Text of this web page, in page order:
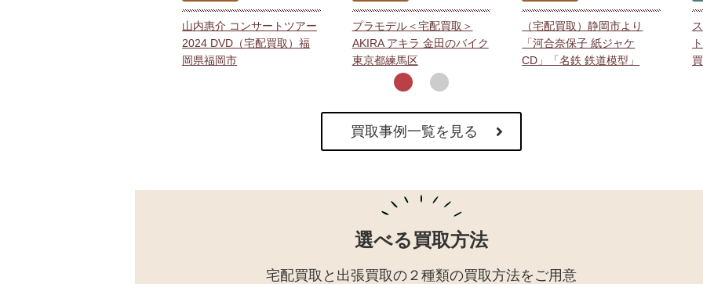
山内惠介 コンサートツアー
2024 DVD（宅配買取）福
岡県福岡市
プラモデル＜宅配買取＞
AKIRA アキラ 金田のバイク
東京都練馬区
（宅配買取）静岡市より
「河合奈保子 紙ジャケ
CD」「名鉄 鉄道模型」
買取事例一覧を見る
選べる買取方法
宅配買取と出張買取の２種類の買取方法をご用意